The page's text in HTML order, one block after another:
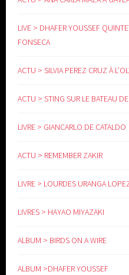
LIVE > DHAFER YOUSSEF
FONSECA
ACTU > SILVIA PEREZ CRUZ À
ACTU > STING SUR LE BATEAU
LIVRE > GIANCARLO DE CATALDO
ACTU > REMEMBER ZAKIR
LIVRE > LOURDES URANGA
LIVRES > HAYAO MIYAZAKI
ALBUM > BIRDS ON A WIRE
ALBUM >DHAFER YOUSSEF